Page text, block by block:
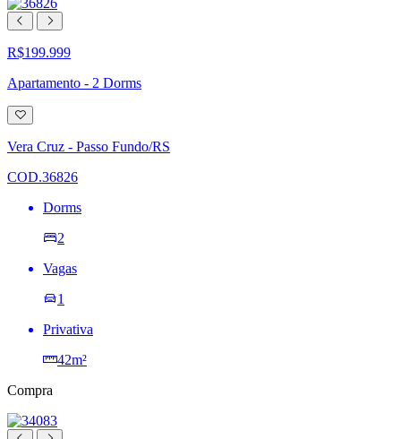
R$199.999
Apartamento - 2 Dorms
Adicionar
à
lista
de
Vera Cruz - Passo Fundo/RS
COD.36826
Dorms
2
Vagas
1
Privativa
42m²
Compra